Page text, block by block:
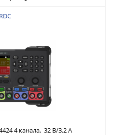
RDC
4 канала, 32 В/3.2 А